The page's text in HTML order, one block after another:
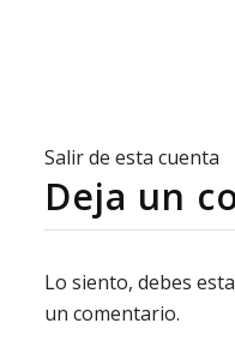
Salir de esta cuenta
Deja un
Lo siento, debes
un comentario.